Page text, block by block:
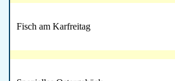
Fisch am Karfreitag